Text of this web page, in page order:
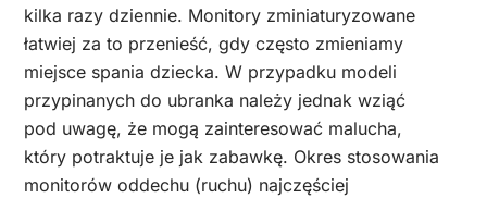
kilka razy dziennie. Monitory zminiaturyzowane
łatwiej za to przenieść, gdy często zmieniamy
miejsce spania dziecka. W przypadku modeli
przypinanych do ubranka należy jednak wziąć
pod uwagę, że mogą zainteresować malucha,
który potraktuje je jak zabawkę. Okres stosowania
monitorów oddechu (ruchu) najczęściej